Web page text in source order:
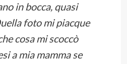
in bocca, quasi
foto mi piacque
cosa mi scoccò
a mia mamma se